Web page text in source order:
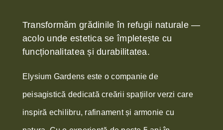
Transformăm grădinile în refugii naturale —
acolo unde estetica se împletește cu
funcționalitatea și durabilitatea.
Elysium Gardens este o companie de
peisagistică dedicată creării spațiilor verzi care
inspiră echilibru, rafinament și armonie cu